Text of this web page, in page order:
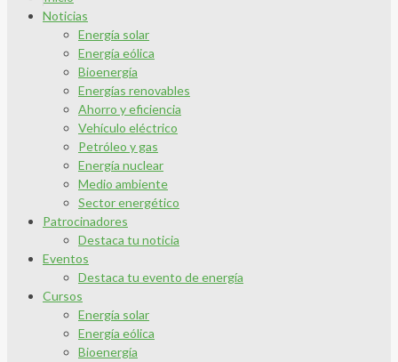
Noticias
Energía solar
Energía eólica
Bioenergía
Energías renovables
Ahorro y eficiencia
Vehículo eléctrico
Petróleo y gas
Energía nuclear
Medio ambiente
Sector energético
Patrocinadores
Destaca tu noticia
Eventos
Destaca tu evento de energía
Cursos
Energía solar
Energía eólica
Bioenergía